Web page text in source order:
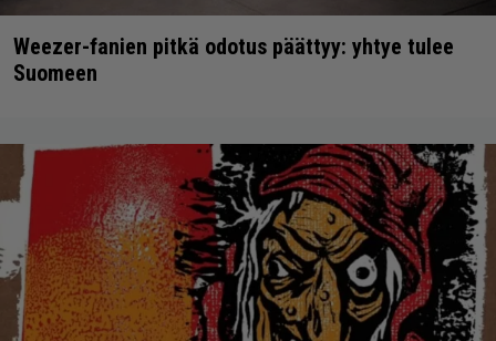
Weezer-fanien pitkä odotus päättyy: yhtye tulee
Suomeen